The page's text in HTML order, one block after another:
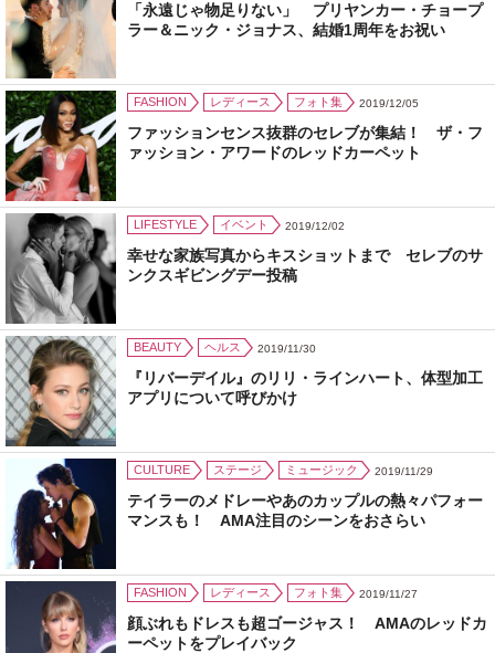
「永遠じゃ物足りない」 プリヤンカー・チョープ
ラー＆ニック・ジョナス、結婚1周年をお祝い
FASHION レディース フォト集 2019/12/05
ファッションセンス抜群のセレブが集結！ ザ・フ
ァッション・アワードのレッドカーペット
LIFESTYLE イベント 2019/12/02
幸せな家族写真からキスショットまで セレブのサ
ンクスギビングデー投稿
BEAUTY ヘルス 2019/11/30
『リバーデイル』のリリ・ラインハート、体型加工
アプリについて呼びかけ
CULTURE ステージ ミュージック 2019/11/29
テイラーのメドレーやあのカップルの熱々パフォー
マンスも！ AMA注目のシーンをおさらい
FASHION レディース フォト集 2019/11/27
顔ぶれもドレスも超ゴージャス！ AMAのレッドカ
ーペットをプレイバック